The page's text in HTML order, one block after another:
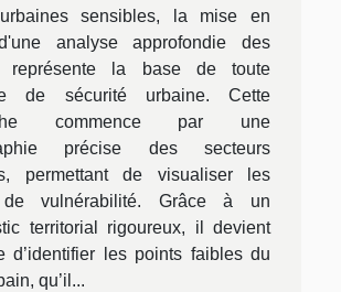
sensibles, la mise en
analyse approfondie des
représente la base de toute
de sécurité urbaine. Cette
commence par une
précise des secteurs
permettant de visualiser les
vulnérabilité. Grâce à un
territorial rigoureux, il devient
d’identifier les points faibles du
qu’il...